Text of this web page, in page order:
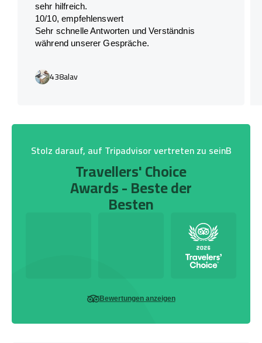
sehr hilfreich.
10/10, empfehlenswert
Sehr schnelle Antworten und Verständnis
während unserer Gespräche.
438alav
Stolz darauf, auf Tripadvisor vertreten zu seinB
Travellers' Choice
Awards - Beste der
Besten
Bewertungen anzeigen